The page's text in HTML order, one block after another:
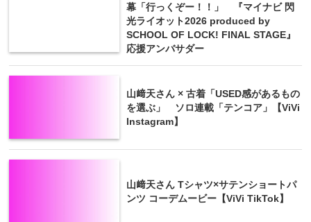
幕「行っくぞー！！」 『マイナビ 閃
光ライオット2026 produced by
SCHOOL OF LOCK! FINAL STAGE』
応援アンバサダー
山﨑天さん × 古着「USED感があるもの
を選ぶ」 ソロ連載「テンコア」【ViVi
Instagram】
山﨑天さん Tシャツ×サテンショートパ
ンツ コーデムービー【ViVi TikTok】